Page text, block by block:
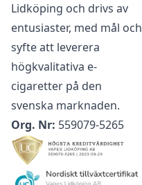
Lidköping och drivs av
entusiaster, med mål och
syfte att leverera
högkvalitativa e-
cigaretter på den
svenska marknaden.
Org. Nr: 559079-5265